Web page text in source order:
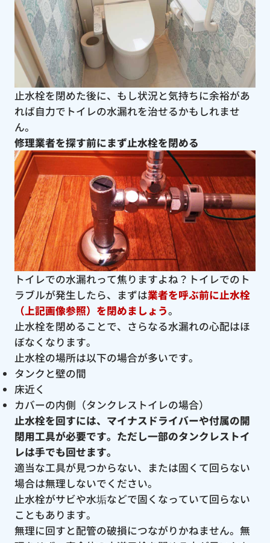
止水栓を閉めた後に、もし状況と気持ちに余裕があ
れば自力でトイレの水漏れを治せるかもしれませ
ん。
修理業者を探す前にまず止水栓を閉める
トイレでの水漏れって焦りますよね？トイレでのト
ラブルが発生したら、まずは業者を呼ぶ前に止水栓
（上記画像参照）を閉めましょう。
止水栓を閉めることで、さらなる水漏れの心配はほ
ぼなくなります。
止水栓の場所は以下の場合が多いです。
タンクと壁の間
床近く
カバーの内側（タンクレストイレの場合）
止水栓を回すには、マイナスドライバーや付属の開
閉用工具が必要です。ただし一部のタンクレストイ
レは手でも回せます。
適当な工具が見つからない、または固くて回らない
場合は無理しないでください。
止水栓がサビや水垢などで固くなっていて回らない
こともあります。
無理に回すと配管の破損につながりかねません。無